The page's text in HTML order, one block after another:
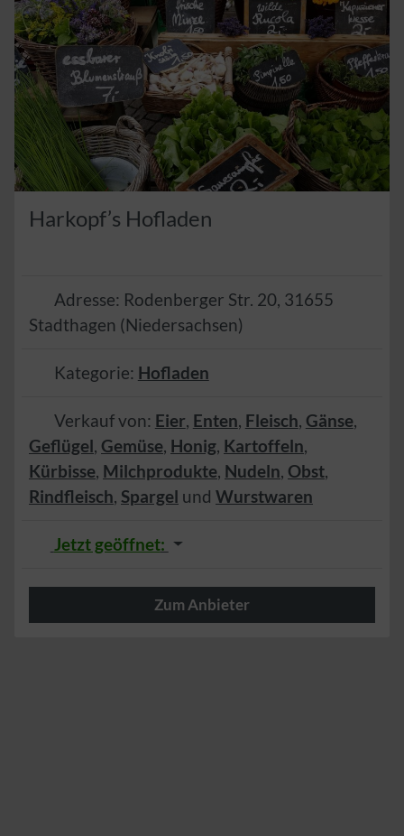
Harkopf’s Hofladen
Adresse: Rodenberger Str. 20, 31655
Stadthagen (Niedersachsen)
Kategorie: Hofladen
Verkauf von: Eier, Enten, Fleisch, Gänse,
Geflügel, Gemüse, Honig, Kartoffeln,
Kürbisse, Milchprodukte, Nudeln, Obst,
Rindfleisch, Spargel und Wurstwaren
Jetzt geöffnet:
Zum Anbieter